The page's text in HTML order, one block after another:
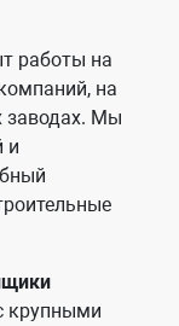
работы на
на
заводах. Мы
и
крупными